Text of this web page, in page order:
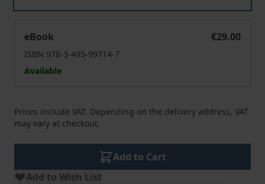
eBook
€29.00
ISBN 978-3-495-99714-7
Available
Prices include VAT. Depending on the delivery address, VAT
may vary at checkout.
Add to Cart
Add to Wish List